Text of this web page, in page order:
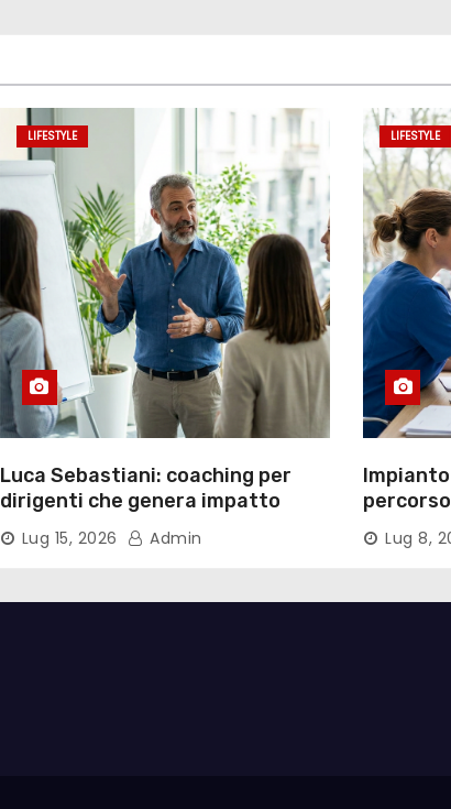
LIFESTYLE
Luca Sebastiani: coaching per
dirigenti che genera impatto
Lug 15, 2026 Admin
LIFESTYLE
Impianto
Lug 8,